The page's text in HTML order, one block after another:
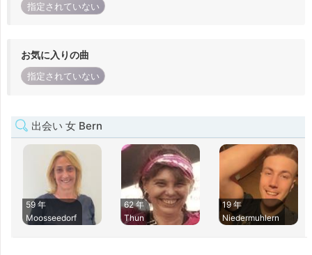
指定されていない
お気に入りの曲
指定されていない
出会い 女 Bern
59 年
Moosseedorf
62 年
Thun
19 年
Niedermuhlern